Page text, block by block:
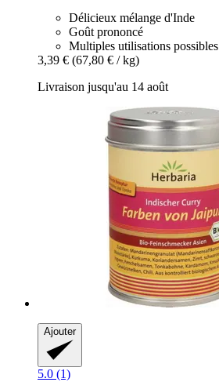
Délicieux mélange d'Inde
Goût prononcé
Multiples utilisations possibles
3,39 € (67,80 € / kg)
Livraison jusqu'au 14 août
Ajouter
5.0 (1)